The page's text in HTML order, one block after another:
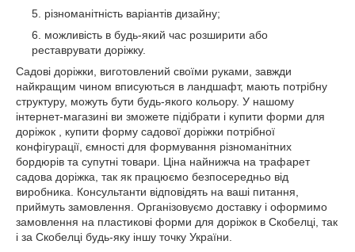
різноманітність варіантів дизайну;
можливість в будь-який час розширити або
реставрувати доріжку.
Садові доріжки, виготовлений своїми руками, завжди
найкращим чином вписуються в ландшафт, мають потрібну
структуру, можуть бути будь-якого кольору. У нашому
інтернет-магазині ви зможете підібрати і купити форми для
доріжок , купити форму садової доріжки потрібної
конфігурації, ємності для формування різноманітних
бордюрів та супутні товари. Ціна найнижча на трафарет
садова доріжка, так як працюємо безпосередньо від
виробника. Консультанти відповідять на ваші питання,
приймуть замовлення. Організовуємо доставку і оформимо
замовлення на пластикові форми для доріжок в Скобелці, так
і за Скобелці будь-яку іншу точку України.